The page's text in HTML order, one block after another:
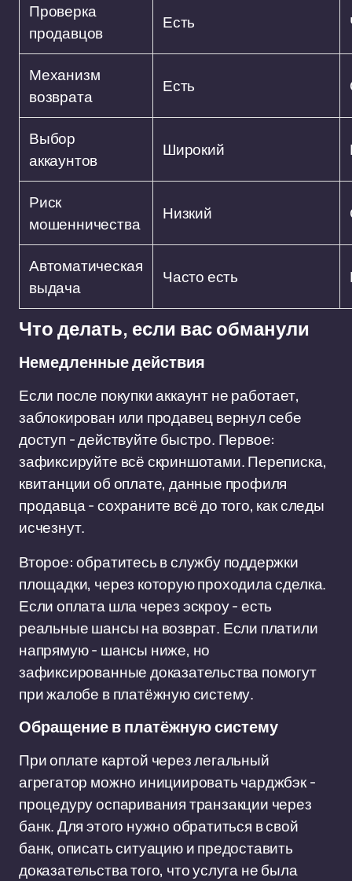
Проверка
продавцов
Есть
Механизм
возврата
Есть
Выбор
аккаунтов
Широкий
Риск
мошенничества
Низкий
Автоматическая
выдача
Часто есть
Что делать, если вас обманули
Немедленные действия
Если после покупки аккаунт не работает,
заблокирован или продавец вернул себе
доступ - действуйте быстро. Первое:
зафиксируйте всё скриншотами. Переписка,
квитанции об оплате, данные профиля
продавца - сохраните всё до того, как следы
исчезнут.
Второе: обратитесь в службу поддержки
площадки, через которую проходила сделка.
Если оплата шла через эскроу - есть
реальные шансы на возврат. Если платили
напрямую - шансы ниже, но
зафиксированные доказательства помогут
при жалобе в платёжную систему.
Обращение в платёжную систему
При оплате картой через легальный
агрегатор можно инициировать чарджбэк -
процедуру оспаривания транзакции через
банк. Для этого нужно обратиться в свой
банк, описать ситуацию и предоставить
доказательства того, что услуга не была